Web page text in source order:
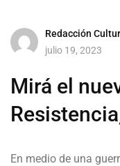
Redacción
julio 19, 2023
Mirá el
En medio de una